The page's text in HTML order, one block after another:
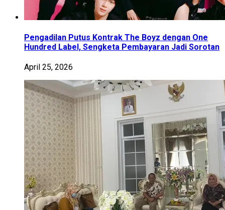
Pengadilan Putus Kontrak The Boyz dengan One
Hundred Label, Sengketa Pembayaran Jadi Sorotan
April 25, 2026